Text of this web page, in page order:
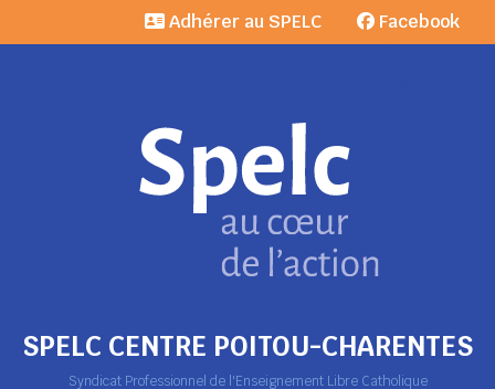
SPELC CENTRE POITOU-CHARENTES
Syndicat Professionnel de l'Enseignement Libre Catholique
Adhérer au SPELC Facebook